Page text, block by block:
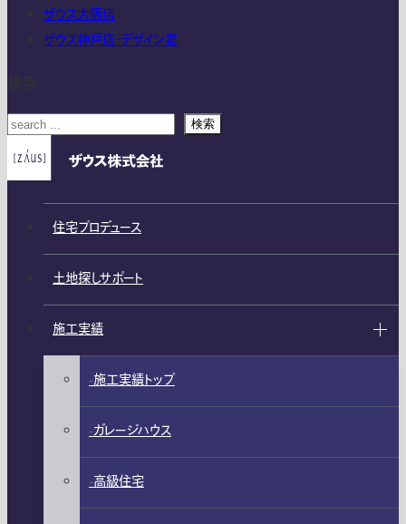
ザウス大阪店
ザウス神戸店・デザイン室
検索
住宅プロデュース
土地探しサポート
施工実績
施工実績トップ
ガレージハウス
高級住宅